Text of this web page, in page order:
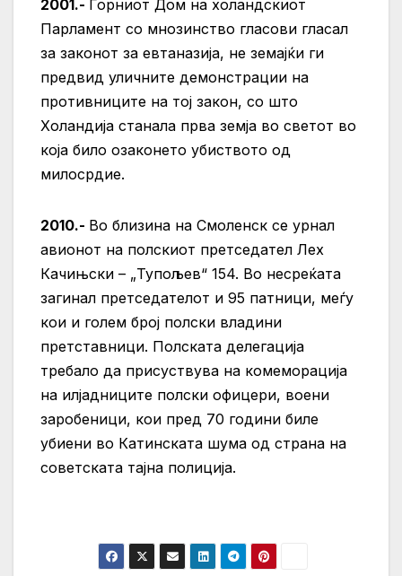
2001.- Горниот Дом на холандскиот
Парламент со мнозинство гласови гласал
за законот за евтаназија, не земајќи ги
предвид уличните демонстрации на
противниците на тој закон, со што
Холандија станала прва земја во светот во
која било озаконето убиството од
милосрдие.
2010.- Во близина на Смоленск се урнал
авионот на полскиот претседател Лех
Качињски – „Тупољев“ 154. Во несреќата
загинал претседателот и 95 патници, меѓу
кои и голем број полски владини
претставници. Полската делегација
требало да присуствува на комеморација
на илјадниците полски офицери, воени
заробеници, кои пред 70 години биле
убиени во Катинската шума од страна на
советската тајна полиција.